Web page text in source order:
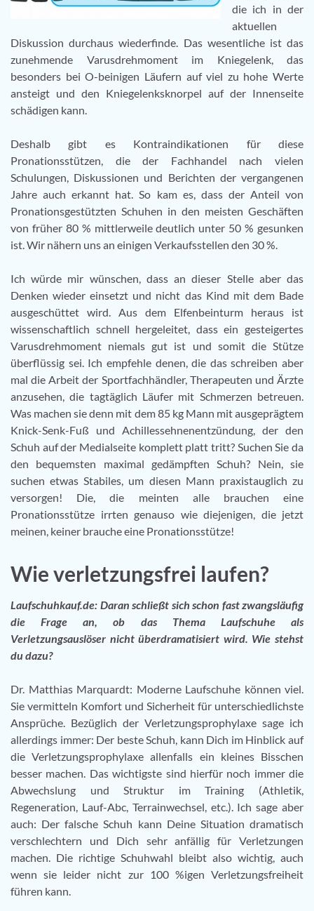
die ich in der
aktuellen
Diskussion durchaus wiederfinde. Das wesentliche ist das
zunehmende Varusdrehmoment im Kniegelenk, das
besonders bei O-beinigen Läufern auf viel zu hohe Werte
ansteigt und den Kniegelenksknorpel auf der Innenseite
schädigen kann.
Deshalb gibt es Kontraindikationen für diese
Pronationsstützen, die der Fachhandel nach vielen
Schulungen, Diskussionen und Berichten der vergangenen
Jahre auch erkannt hat. So kam es, dass der Anteil von
Pronationsgestützten Schuhen in den meisten Geschäften
von früher 80 % mittlerweile deutlich unter 50 % gesunken
ist. Wir nähern uns an einigen Verkaufsstellen den 30 %.
Ich würde mir wünschen, dass an dieser Stelle aber das
Denken wieder einsetzt und nicht das Kind mit dem Bade
ausgeschüttet wird. Aus dem Elfenbeinturm heraus ist
wissenschaftlich schnell hergeleitet, dass ein gesteigertes
Varusdrehmoment niemals gut ist und somit die Stütze
überflüssig sei. Ich empfehle denen, die das schreiben aber
mal die Arbeit der Sportfachhändler, Therapeuten und Ärzte
anzusehen, die tagtäglich Läufer mit Schmerzen betreuen.
Was machen sie denn mit dem 85 kg Mann mit ausgeprägtem
Knick-Senk-Fuß und Achillessehnenentzündung, der den
Schuh auf der Medialseite komplett platt tritt? Suchen Sie da
den bequemsten maximal gedämpften Schuh? Nein, sie
suchen etwas Stabiles, um diesen Mann praxistauglich zu
versorgen! Die, die meinten alle brauchen eine
Pronationsstütze irrten genauso wie diejenigen, die jetzt
meinen, keiner brauche eine Pronationsstütze!
Wie verletzungsfrei laufen?
Laufschuhkauf.de: Daran schließt sich schon fast zwangsläufig
die Frage an, ob das Thema Laufschuhe als
Verletzungsauslöser nicht überdramatisiert wird. Wie stehst
du dazu?
Dr. Matthias Marquardt: Moderne Laufschuhe können viel.
Sie vermitteln Komfort und Sicherheit für unterschiedlichste
Ansprüche. Bezüglich der Verletzungsprophylaxe sage ich
allerdings immer: Der beste Schuh, kann Dich im Hinblick auf
die Verletzungsprophylaxe allenfalls ein kleines Bisschen
besser machen. Das wichtigste sind hierfür noch immer die
Abwechslung und Struktur im Training (Athletik,
Regeneration, Lauf-Abc, Terrainwechsel, etc.). Ich sage aber
auch: Der falsche Schuh kann Deine Situation dramatisch
verschlechtern und Dich sehr anfällig für Verletzungen
machen. Die richtige Schuhwahl bleibt also wichtig, auch
wenn sie leider nicht zur 100 %igen Verletzungsfreiheit
führen kann.